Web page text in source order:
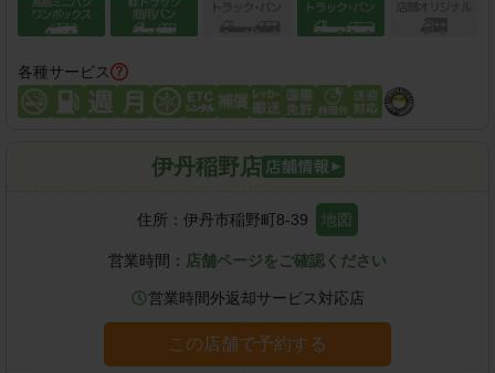
各種サービス
伊丹稲野店
住所： 伊丹市稲野町8-39 地図
営業時間： 店舗ページをご確認ください
営業時間外返却サービス対応店
この店舗で予約する